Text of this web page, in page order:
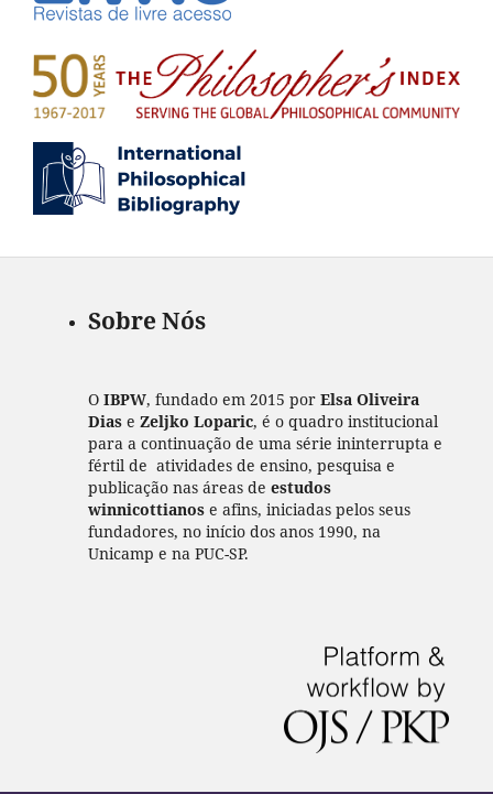
Sobre Nós
O IBPW, fundado em 2015 por Elsa Oliveira
Diase Zeljko Loparic, é o quadro institucional
para a continuação de uma série ininterrupta e
fértil de atividades de ensino, pesquisa e
publicação nas áreas de estudos
winnicottianose afins, iniciadas pelos seus
fundadores, no início dos anos 1990, na
Unicamp e na PUC-SP.